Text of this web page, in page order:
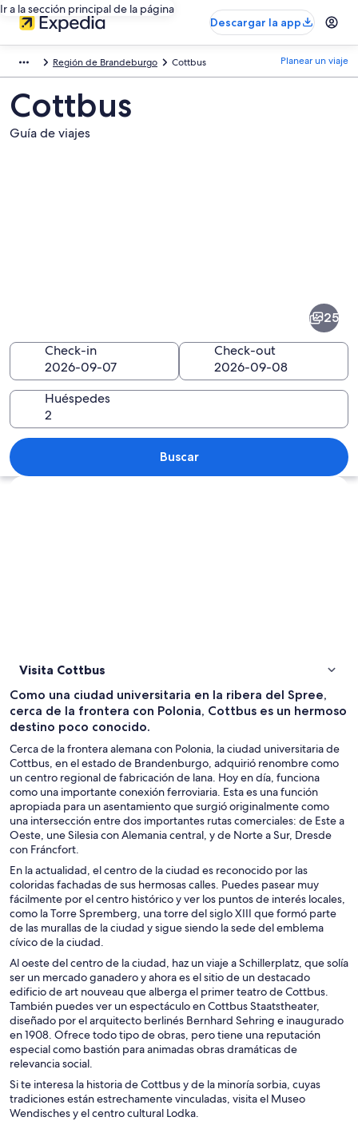
Ir a la sección principal de la página
Descargar la app
Región de Brandeburgo Cottbus Planear un viaje
Cottbus
Guía de viajes
Un animado café al aire libre con
25
Check-in Check-out
Huéspedes
Buscar
Explorar mapa
Visita Cottbus
Como una ciudad universitaria en la ribera del Spree,
cerca de la frontera con Polonia, Cottbus es un hermoso
destino poco conocido.
Cerca de la frontera alemana con Polonia, la ciudad universitaria de
Cottbus, en el estado de Brandenburgo, adquirió renombre como
un centro regional de fabricación de lana. Hoy en día, funciona
como una importante conexión ferroviaria. Esta es una función
apropiada para un asentamiento que surgió originalmente como
una intersección entre dos importantes rutas comerciales: de Este a
Oeste, une Silesia con Alemania central, y de Norte a Sur, Dresde
con Fráncfort.
En la actualidad, el centro de la ciudad es reconocido por las
coloridas fachadas de sus hermosas calles. Puedes pasear muy
fácilmente por el centro histórico y ver los puntos de interés locales,
como la Torre Spremberg, una torre del siglo XIII que formó parte
de las murallas de la ciudad y sigue siendo la sede del emblema
cívico de la ciudad.
Al oeste del centro de la ciudad, haz un viaje a Schillerplatz, que solía
ser un mercado ganadero y ahora es el sitio de un destacado
edificio de art nouveau que alberga el primer teatro de Cottbus.
También puedes ver un espectáculo en Cottbus Staatstheater,
diseñado por el arquitecto berlinés Bernhard Sehring e inaugurado
en 1908. Ofrece todo tipo de obras, pero tiene una reputación
especial como bastión para animadas obras dramáticas de
relevancia social.
Si te interesa la historia de Cottbus y de la minoría sorbia, cuyas
tradiciones están estrechamente vinculadas, visita el Museo
Wendisches y el centro cultural Lodka.